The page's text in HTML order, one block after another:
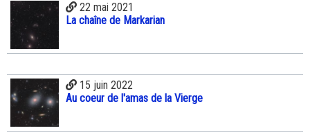
22 mai 2021
La chaîne de Markarian
15 juin 2022
Au coeur de l'amas de la Vierge